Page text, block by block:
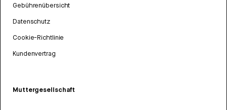
Gebührenübersicht
Datenschutz
Cookie-Richtlinie
Kundenvertrag
Muttergesellschaft